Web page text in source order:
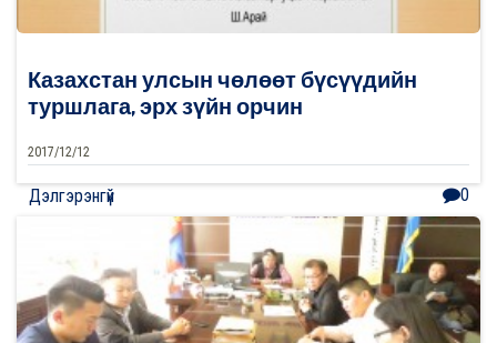
Казахстан улсын чөлөөт бүсүүдийн
туршлага, эрх зүйн орчин
2017/12/12
Дэлгэрэнгүй 0